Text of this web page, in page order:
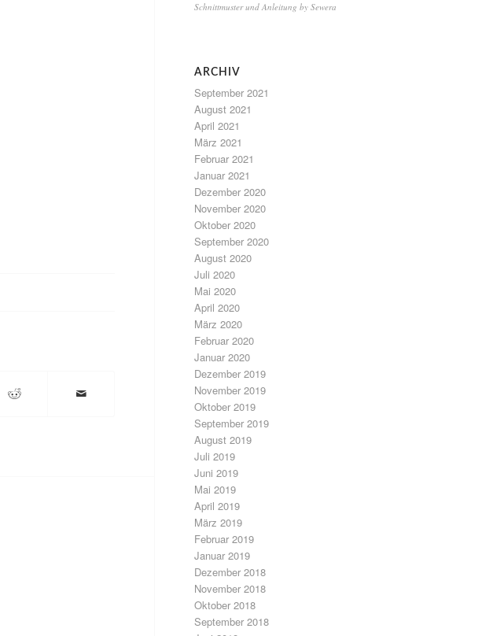
Schnittmuster und Anleitung by Sewera
ARCHIV
September 2021
August 2021
April 2021
März 2021
Februar 2021
Januar 2021
Dezember 2020
November 2020
Oktober 2020
September 2020
August 2020
Juli 2020
Mai 2020
April 2020
März 2020
Februar 2020
Januar 2020
Dezember 2019
November 2019
Oktober 2019
September 2019
August 2019
Juli 2019
Juni 2019
Mai 2019
April 2019
März 2019
Februar 2019
Januar 2019
Dezember 2018
November 2018
Oktober 2018
September 2018